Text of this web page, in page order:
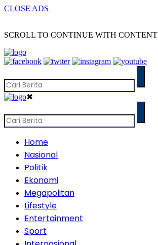
CLOSE ADS
SCROLL TO CONTINUE WITH CONTENT
✖
Home
Nasional
Politik
Ekonomi
Megapolitan
Lifestyle
Entertainment
Sport